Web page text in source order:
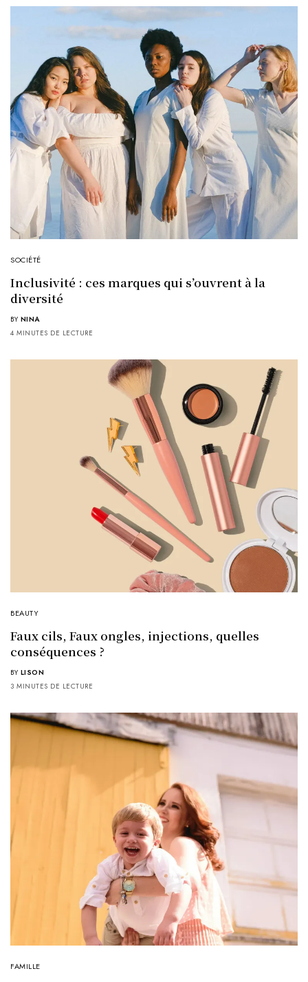
SOCIÉTÉ
Inclusivité : ces marques qui s’ouvrent à la
diversité
BY NINA
4 MINUTES DE LECTURE
BEAUTY
Faux cils, Faux ongles, injections, quelles
conséquences ?
BY LISON
3 MINUTES DE LECTURE
FAMILLE